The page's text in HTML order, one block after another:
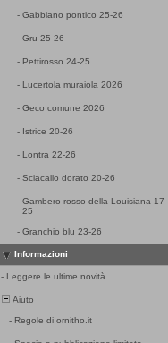
- Gabbiano pontico 25-26
- Gru 25-26
- Pettirosso 24-25
- Lucertola muraiola 2026
- Geco comune 2026
- Istrice 20-26
- Lontra 22-26
- Sciacallo dorato 20-26
- Gambero rosso della Louisiana 17-
25
- Granchio blu 23-26
Informazioni
- Leggere le ultime novità
Aiuto
- Regole di ornitho.it